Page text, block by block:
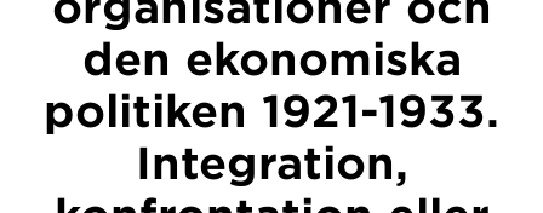
den ekonomiska
politiken 1921-1933.
Integration,